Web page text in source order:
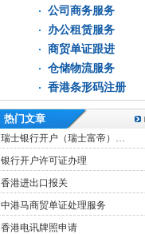
公司商务服务
办公租赁服务
商贸单证跟进
仓储物流服务
香港条形码注册
热门文章
瑞士银行开户（瑞士富帝）…
银行开户许可证办理
香港进出口报关
中港马商贸单证处理服务
香港电讯牌照申请